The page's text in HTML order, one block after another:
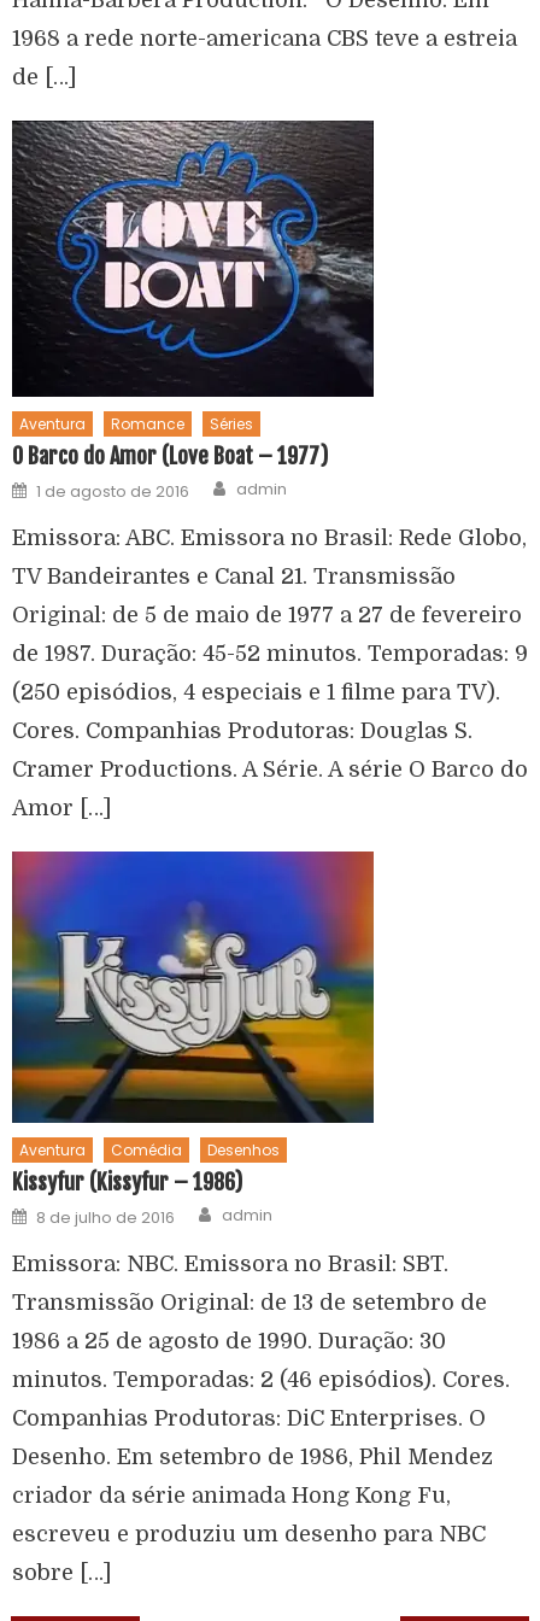
1968 a rede norte-americana CBS teve a estreia
de […]
Aventura Romance Séries
O Barco do Amor (Love Boat – 1977)
1 de agosto de 2016 admin
Emissora: ABC. Emissora no Brasil: Rede Globo,
TV Bandeirantes e Canal 21. Transmissão
Original: de 5 de maio de 1977 a 27 de fevereiro
de 1987. Duração: 45-52 minutos. Temporadas: 9
(250 episódios, 4 especiais e 1 filme para TV).
Cores. Companhias Produtoras: Douglas S.
Cramer Productions. A Série. A série O Barco do
Amor […]
Aventura Comédia Desenhos
Kissyfur (Kissyfur – 1986)
8 de julho de 2016 admin
Emissora: NBC. Emissora no Brasil: SBT.
Transmissão Original: de 13 de setembro de
1986 a 25 de agosto de 1990. Duração: 30
minutos. Temporadas: 2 (46 episódios). Cores.
Companhias Produtoras: DiC Enterprises. O
Desenho. Em setembro de 1986, Phil Mendez
criador da série animada Hong Kong Fu,
escreveu e produziu um desenho para NBC
sobre […]